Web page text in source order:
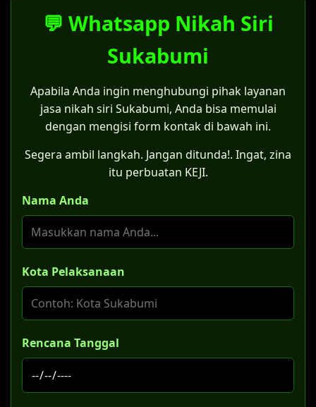
💬 Whatsapp Nikah Siri
Sukabumi
Apabila Anda ingin menghubungi pihak layanan
jasa nikah siri Sukabumi, Anda bisa memulai
dengan mengisi form kontak di bawah ini.
Segera ambil langkah. Jangan ditunda!. Ingat, zina
itu perbuatan KEJI.
Nama Anda
Kota Pelaksanaan
Rencana Tanggal